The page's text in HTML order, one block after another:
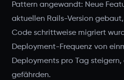
Pattern angewandt: Neue
aktuellen Rails-Version
Code schrittweise migriert
Deployment-Frequenz von
Deployments pro Tag
gefährden.